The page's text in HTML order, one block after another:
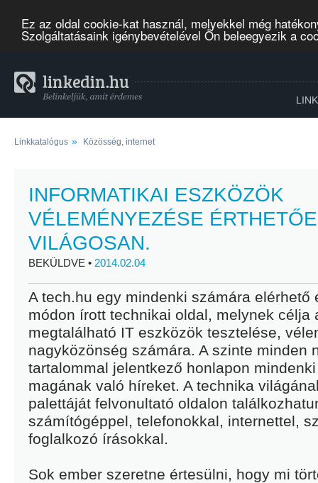
Ez az oldal cookie-kat használ, melyekkel még
Szolgáltatásaink igénybevételével Ön beleegyezik a
Linkkatalógus » Közösség, internet
INFORMATIKAI ESZKÖZÖK
VÉLEMÉNYEZÉSE
VILÁGOSAN.
BEKÜLDVE • 2014.02.04
A tech.hu egy mindenki számára elérhető
módon írott technikai oldal, melynek célja
megtalálható IT eszközök tesztelése,
nagyközönség számára. A szinte minden
tartalommal jelentkező honlapon
magának való híreket. A technika
palettáját felvonultató oldalon
számítógéppel, telefonokkal, internettel,
foglalkozó írásokkal.
Sok ember szeretne értesülni, hogy mi